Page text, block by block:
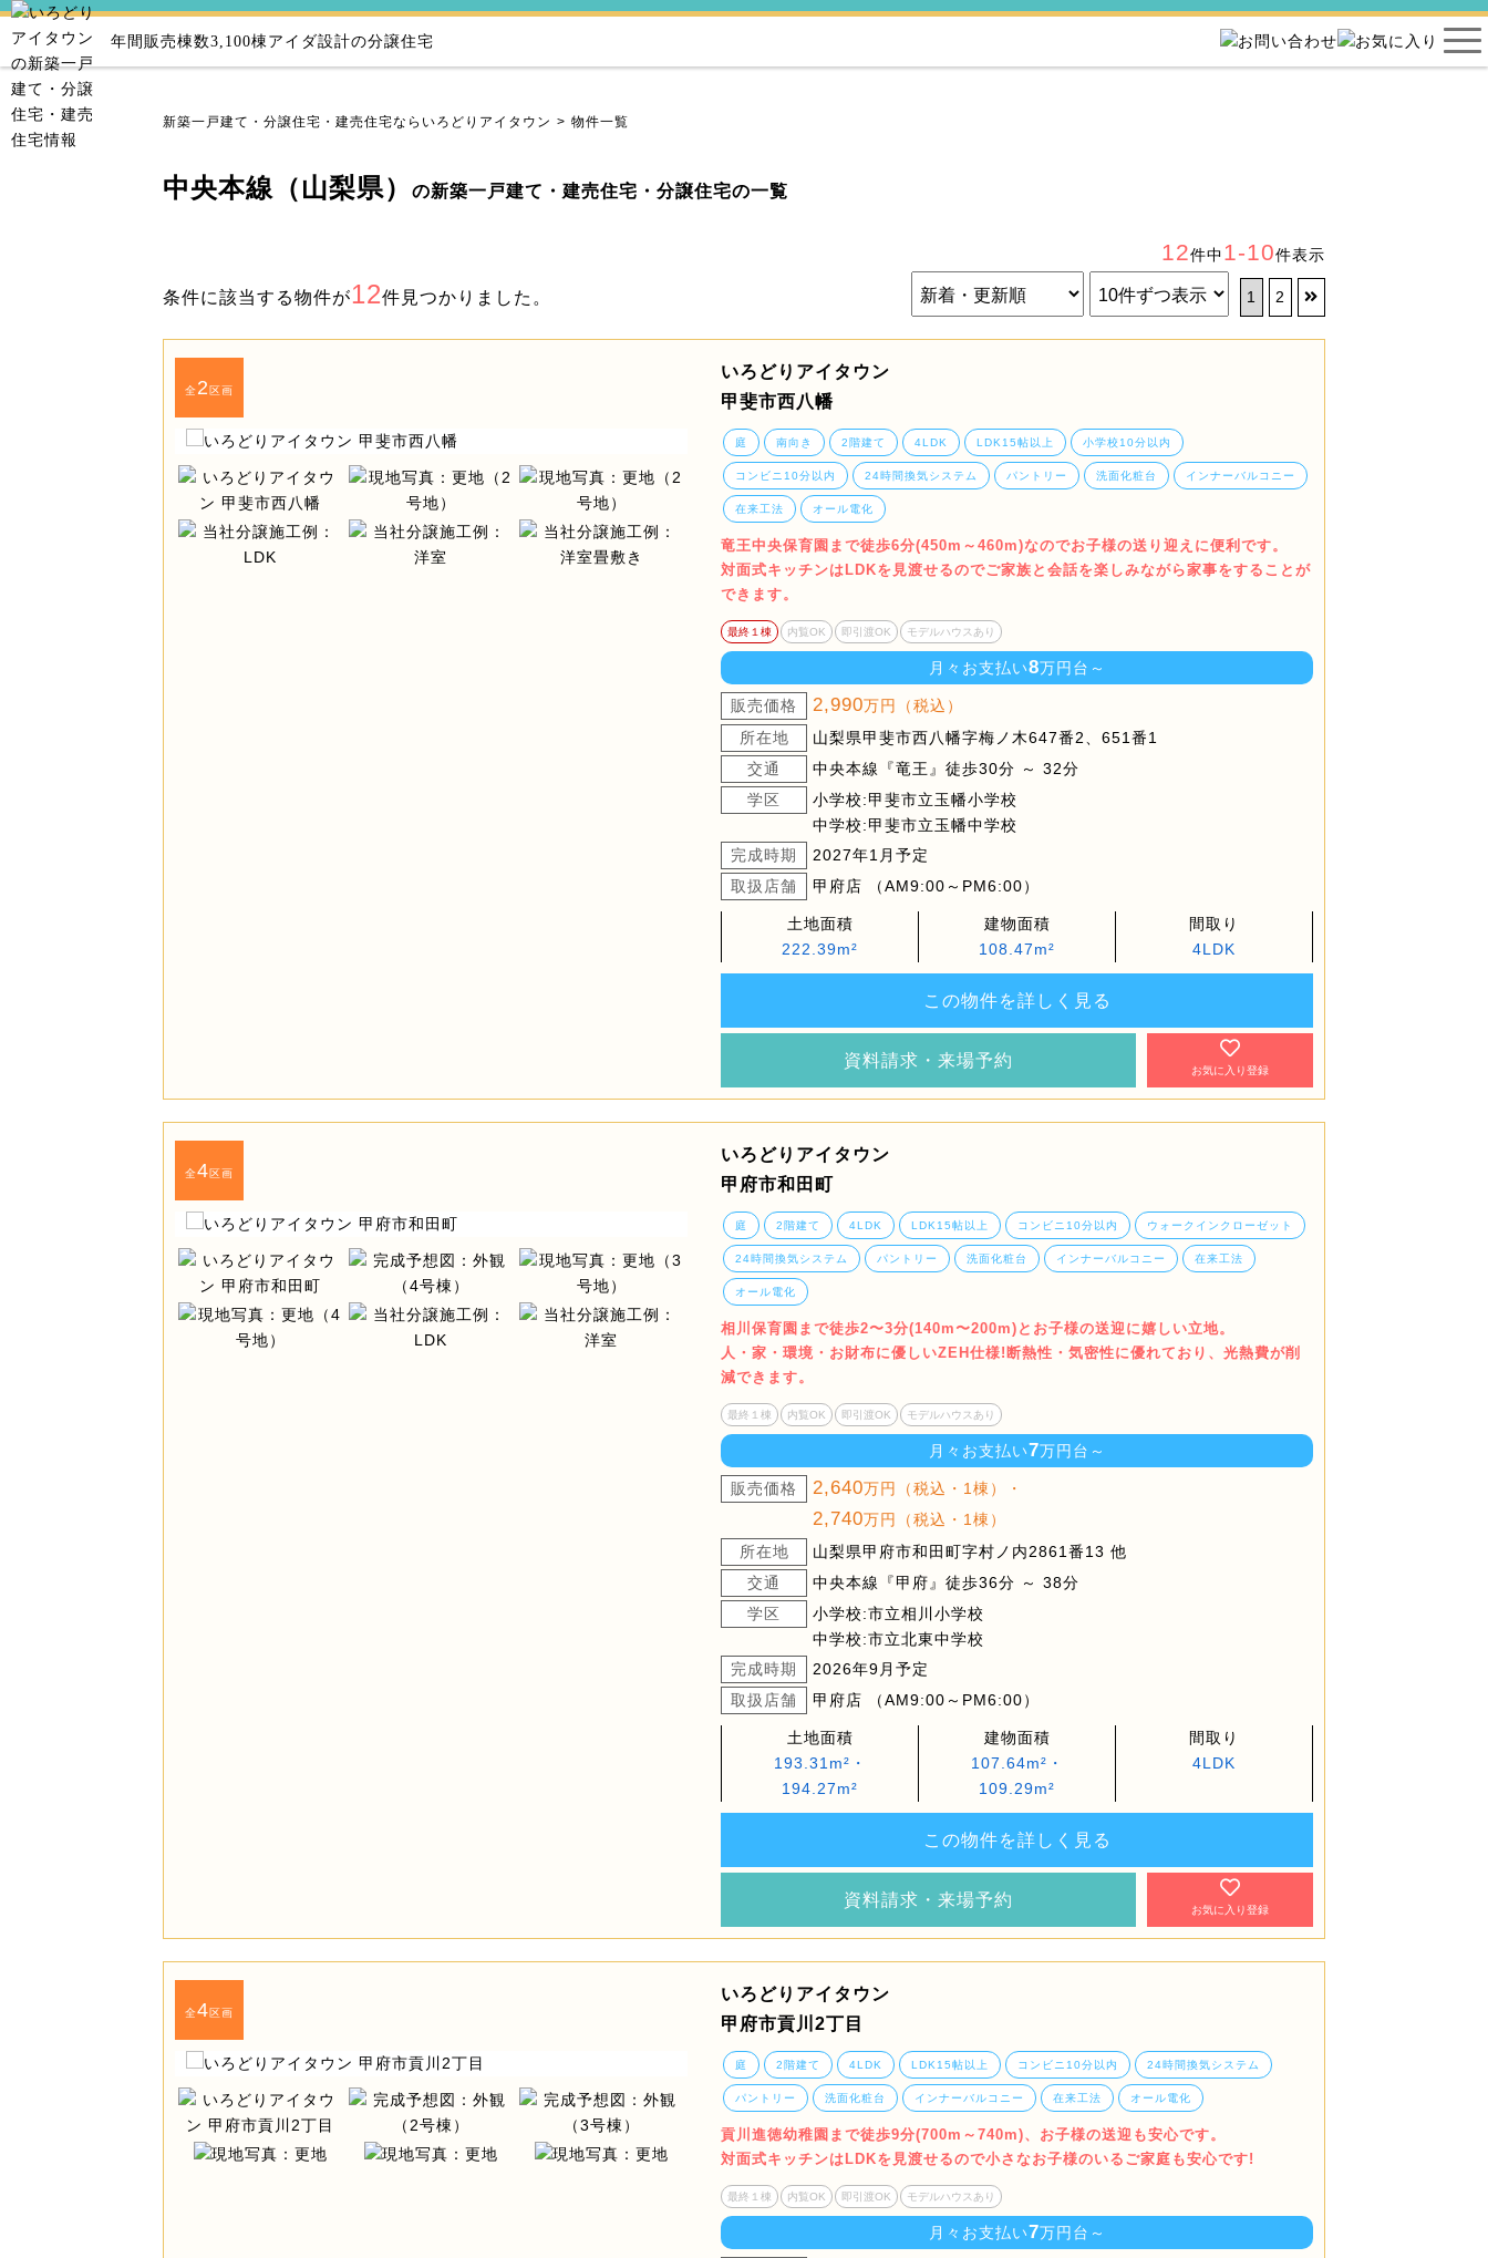
年間販売棟数3,100棟アイダ設計の分譲住宅
新築一戸建て・分譲住宅・建売住宅ならいろどりアイタウン 物件一覧
中央本線（山梨県） の新築一戸建て・建売住宅・分譲住宅の一覧
条件に該当する物件が12件見つかりました。
12件中1-10件表示
1 2
全2 区画
いろどりアイタウン
甲斐市西八幡
庭 南向き 2階建て 4LDK LDK15帖以上 小学校10分以内
コンビニ10分以内 24時間換気システム パントリー 洗面化粧台 インナーバルコニー
在来工法 オール電化
竜王中央保育園まで徒歩6分(450m～460m)なのでお子様の送り迎えに便利です。
対面式キッチンはLDKを見渡せるのでご家族と会話を楽しみながら家事をすることが
できます。
最終１棟 内覧OK 即引渡OK モデルハウスあり
月々お支払い8万円台～
販売価格 2,990万円（税込）
所在地
山梨県甲斐市西八幡字梅ノ木647番2、651番1
交通
中央本線『竜王』徒歩30分 ～ 32分
学区
小学校:甲斐市立玉幡小学校
中学校:甲斐市立玉幡中学校
完成時期
2027年1月予定
取扱店舗
甲府店 （AM9:00～PM6:00）
土地面積
222.39m²
建物面積
108.47m²
間取り
4LDK
この物件を詳しく見る
資料請求・来場予約
お気に入り登録
全4区画
いろどりアイタウン
甲府市和田町
庭 2階建て 4LDK LDK15帖以上 コンビニ10分以内 ウォークインクローゼット
24時間換気システム パントリー 洗面化粧台 インナーバルコニー 在来工法
オール電化
相川保育園まで徒歩2〜3分(140m〜200m)とお子様の送迎に嬉しい立地。
人・家・環境・お財布に優しいZEH仕様!断熱性・気密性に優れており、光熱費が削
減できます。
最終１棟 内覧OK 即引渡OK モデルハウスあり
月々お支払い7万円台～
販売価格 2,640万円（税込・1棟）・
2,740万円（税込・1棟）
所在地
山梨県甲府市和田町字村ノ内2861番13 他
交通
中央本線『甲府』徒歩36分 ～ 38分
学区
小学校:市立相川小学校
中学校:市立北東中学校
完成時期
2026年9月予定
取扱店舗
甲府店 （AM9:00～PM6:00）
土地面積
193.31m²・
194.27m²
建物面積
107.64m²・
109.29m²
間取り
4LDK
この物件を詳しく見る
資料請求・来場予約
お気に入り登録
全4区画
いろどりアイタウン
甲府市貢川2丁目
庭 2階建て 4LDK LDK15帖以上 コンビニ10分以内 24時間換気システム
パントリー 洗面化粧台 インナーバルコニー 在来工法 オール電化
貢川進徳幼稚園まで徒歩9分(700m～740m)、お子様の送迎も安心です。
対面式キッチンはLDKを見渡せるので小さなお子様のいるご家庭も安心です!
最終１棟 内覧OK 即引渡OK モデルハウスあり
月々お支払い7万円台～